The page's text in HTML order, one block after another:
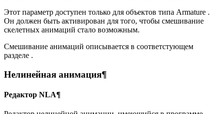
Этот параметр доступен только для объектов типа Armature .
Он должен быть активирован для того, чтобы смешивание
скелетных анимаций стало возможным.
Смешивание анимаций описывается в соответстующем
разделе .
Нелинейная анимация¶
Редактор NLA¶